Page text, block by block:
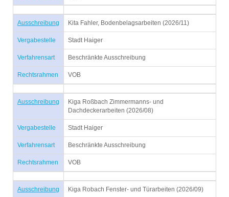
Ausschreibung Kita Fahler, Bodenbelagsarbeiten (2026/11)
Vergabestelle Stadt Haiger
Verfahrensart Beschränkte Ausschreibung
Rechtsrahmen VOB
Ausschreibung
Kiga Roßbach Zimmermanns- und
Dachdeckerarbeiten (2026/08)
Vergabestelle Stadt Haiger
Verfahrensart Beschränkte Ausschreibung
Rechtsrahmen VOB
Ausschreibung Kiga Robach Fenster- und Türarbeiten (2026/09)